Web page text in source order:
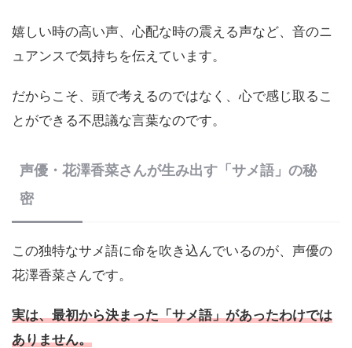
嬉しい時の高い声、心配な時の震える声など、音のニ
ュアンスで気持ちを伝えています。
だからこそ、頭で考えるのではなく、心で感じ取るこ
とができる不思議な言葉なのです。
声優・花澤香菜さんが生み出す「サメ語」の秘
密
この独特なサメ語に命を吹き込んでいるのが、声優の
花澤香菜さんです。
実は、最初から決まった「サメ語」があったわけでは
ありません。